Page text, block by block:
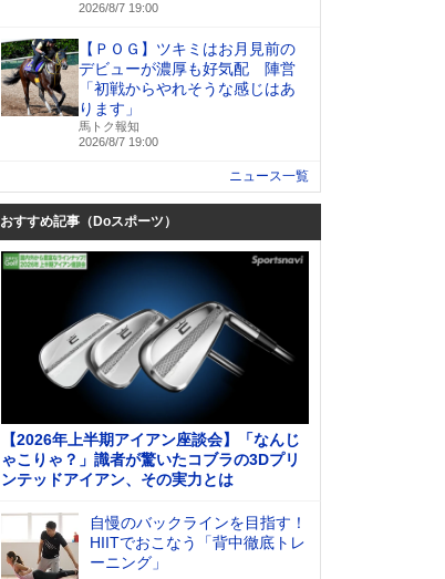
2026/8/7 19:00
【ＰＯＧ】ツキミはお月見前の
デビューが濃厚も好気配 陣営
「初戦からやれそうな感じはあ
ります」
馬トク報知
2026/8/7 19:00
ニュース一覧
おすすめ記事（Doスポーツ）
【2026年上半期アイアン座談会】「なんじ
ゃこりゃ？」識者が驚いたコブラの3Dプリ
ンテッドアイアン、その実力とは
自慢のバックラインを目指す！
HIITでおこなう「背中徹底トレ
ーニング」